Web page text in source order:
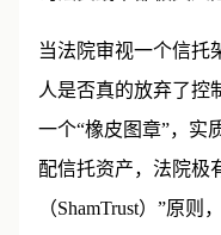
当法院审视一个信托
人是否真的放弃了控
一个“橡皮图章”，实
配信托资产，法院极
（ShamTrust）”原